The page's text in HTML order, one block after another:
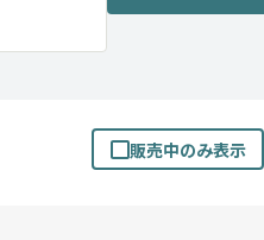
販売中のみ表示